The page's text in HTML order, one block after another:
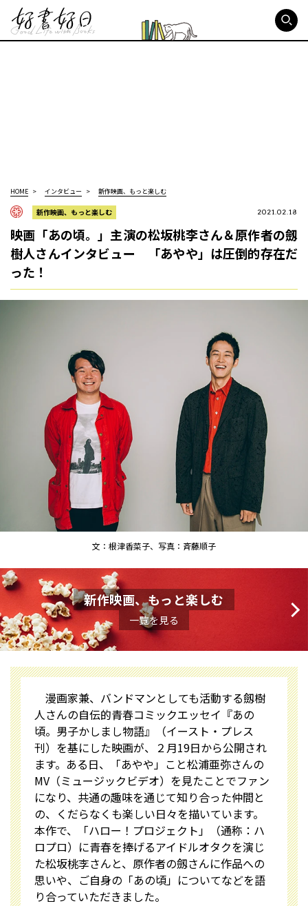
HOME インタビュー 新作映画、もっと楽しむ
新作映画、もっと楽しむ 2021.02.18
映画「あの頃。」主演の松坂桃李さん＆原作者の劔
樹人さんインタビュー 「あやや」は圧倒的存在だ
った！
文：根津香菜子、写真：斉藤順子
新作映画、もっと楽しむ
一覧を見る
漫画家兼、バンドマンとしても活動する劔樹
人さんの自伝的青春コミックエッセイ『あの
頃。男子かしまし物語』（イースト・プレス
刊）を基にした映画が、２月19日から公開され
ます。ある日、「あやや」こと松浦亜弥さんの
MV（ミュージックビデオ）を見たことでファン
になり、共通の趣味を通じて知り合った仲間と
の、くだらなくも楽しい日々を描いています。
本作で、「ハロー！プロジェクト」（通称：ハ
ロプロ）に青春を捧げるアイドルオタクを演じ
た松坂桃李さんと、原作者の劔さんに作品への
思いや、ご自身の「あの頃」についてなどを語
り合っていただきました。